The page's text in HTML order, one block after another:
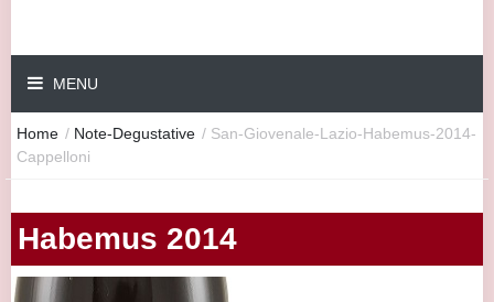
MENU
Home / Note-Degustative / San-Giovenale-Lazio-Habemus-2014-
Cappelloni
Habemus 2014